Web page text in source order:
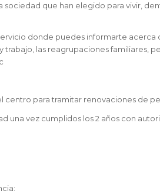
que han elegido para vivir,
donde puedes informarte acerca
las reagrupaciones familiares,
centro para tramitar renovaciones de
una vez cumplidos los 2 años con